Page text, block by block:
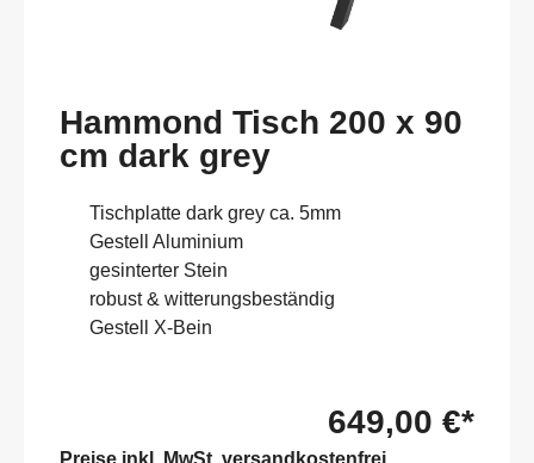
Hammond Tisch 200 x 90
cm dark grey
Tischplatte dark grey ca. 5mm
Gestell Aluminium
gesinterter Stein
robust & witterungsbeständig
Gestell X-Bein
649,00 €*
Preise inkl. MwSt. versandkostenfrei